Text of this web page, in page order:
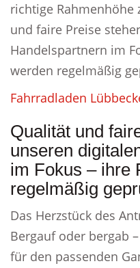
richtige
und faire Preise
Handelspartnern im
werden regelmäßig
Fahrradladen
Qualität und
unseren
im Fokus – ihre
regelmäßig
Das Herzstück des
Bergauf oder bergab
für den passenden